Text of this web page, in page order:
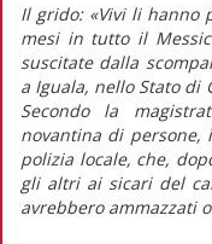
Il grido: «Vivi li hanno
mesi in tutto il
suscitate dalla
a Iguala, nello Stato di
Secondo la
novantina di persone,
polizia locale, che,
gli altri ai sicari del
avrebbero ammazzati